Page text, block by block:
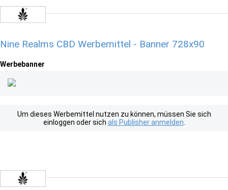
Nine Realms CBD Werbemittel - Banner 728x90
Werbebanner
Um dieses Werbemittel nutzen zu können, müssen Sie sich
einloggen oder sich als Publisher anmelden